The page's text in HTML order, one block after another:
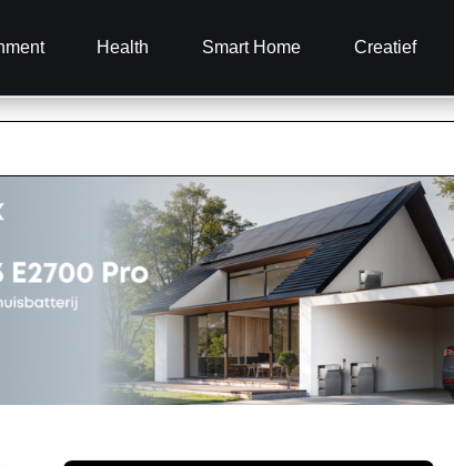
Health Smart Home Creatief